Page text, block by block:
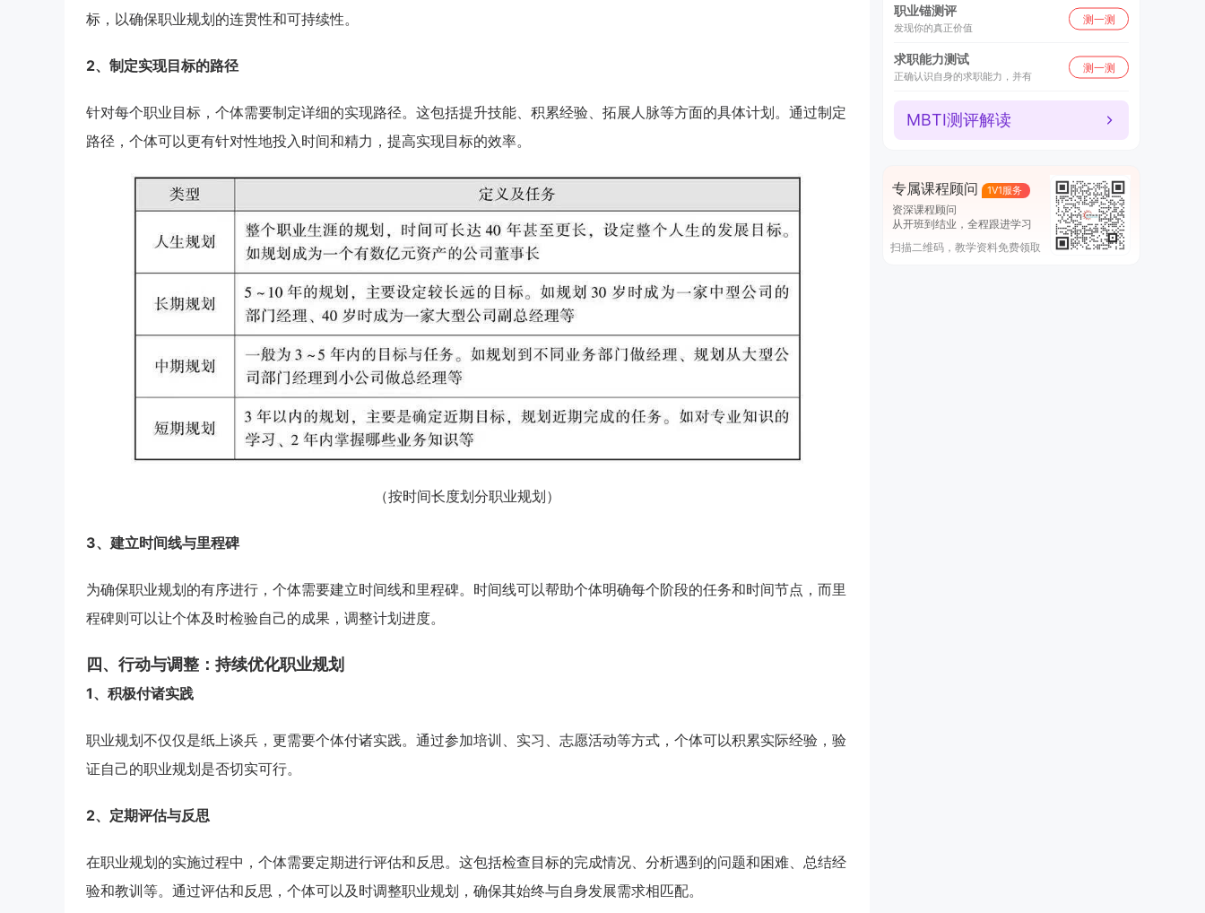
标，以确保职业规划的连贯性和可持续性。
2、制定实现目标的路径
针对每个职业目标，个体需要制定详细的实现路径。这包括提升技能、积累经验、拓展人脉等方面的具体计划。通过制定
路径，个体可以更有针对性地投入时间和精力，提高实现目标的效率。
（按时间长度划分职业规划）
3、建立时间线与里程碑
为确保职业规划的有序进行，个体需要建立时间线和里程碑。时间线可以帮助个体明确每个阶段的任务和时间节点，而里
程碑则可以让个体及时检验自己的成果，调整计划进度。
四、行动与调整：持续优化职业规划
1、积极付诸实践
职业规划不仅仅是纸上谈兵，更需要个体付诸实践。通过参加培训、实习、志愿活动等方式，个体可以积累实际经验，验
证自己的职业规划是否切实可行。
2、定期评估与反思
在职业规划的实施过程中，个体需要定期进行评估和反思。这包括检查目标的完成情况、分析遇到的问题和困难、总结经
验和教训等。通过评估和反思，个体可以及时调整职业规划，确保其始终与自身发展需求相匹配。
职业锚测评
发现你的真正价值
测一测
求职能力测试
正确认识自身的求职能力，并有
测一测
MBTI测评解读
专属课程顾问 1V1服务
资深课程顾问
从开班到结业，全程跟进学习
扫描二维码，教学资料免费领取